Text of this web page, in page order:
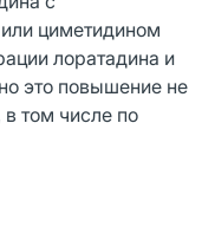
циметидином
лоратадина и
это повышение не
том числе по